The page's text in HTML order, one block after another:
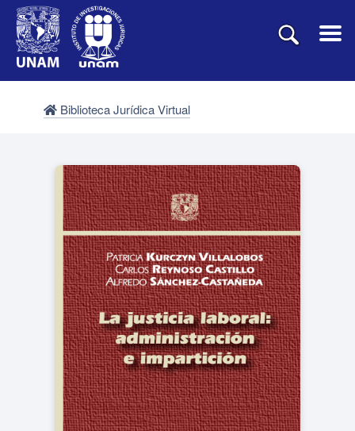
Biblioteca Jurídica Virtual